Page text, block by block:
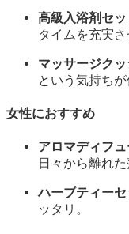
高級入浴剤セッ
タイムを充実さ
マッサージク
という気持ちが
女性におすすめ
アロマディフ
日々から離れ
ハーブティーセ
ッタリ。